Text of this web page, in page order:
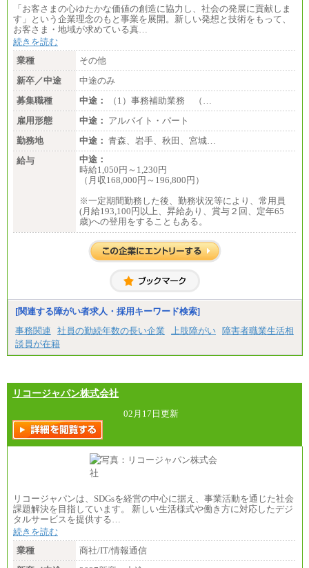
「お客さまの心ゆたかな価値の創造に協力し、社会の発展に貢献しま
す」という企業理念のもと事業を展開。新しい発想と技術をもって、
お客さま・地域が求めている真…
続きを読む
業種
その他
新卒／中途
中途のみ
募集職種
中途：
（1）事務補助業務 （…
雇用形態
中途： アルバイト・パート
勤務地
中途： 青森、岩手、秋田、宮城…
給与
中途：
時給1,050円～1,230円
（月収168,000円～196,800円）
※一定期間勤務した後、勤務状況等により、常用員
(月給193,100円以上、昇給あり、賞与２回、定年65
歳)への登用をすることもある。
[関連する障がい者求人・採用キーワード検索]
事務関連
社員の勤続年数の長い企業 上肢障がい 障害者職業生活相
談員が在籍
リコージャパン株式会社
02月17日更新
リコージャパンは、SDGsを経営の中心に据え、事業活動を通じた社会
課題解決を目指しています。 新しい生活様式や働き方に対応したデジ
タルサービスを提供する…
続きを読む
業種
商社/IT/情報通信